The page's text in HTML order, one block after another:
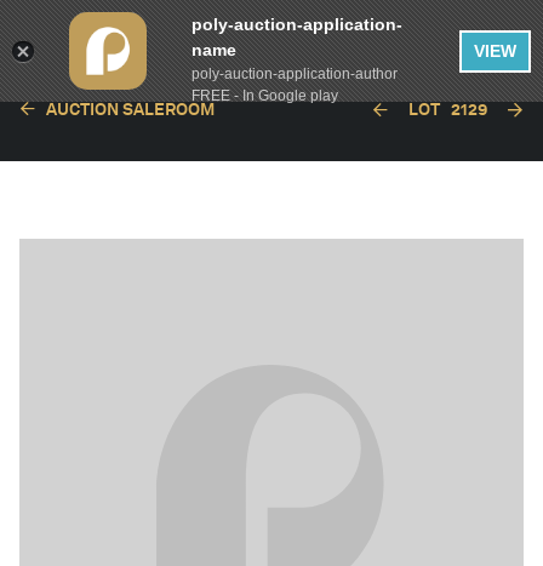
AUCTION SALEROOM LOT 2129
poly-auction-application-
name
poly-auction-application-author
FREE - In Google play
VIEW